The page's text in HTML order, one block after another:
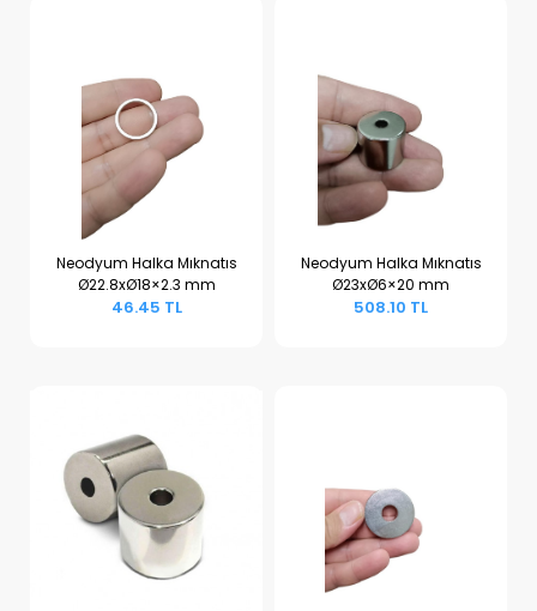
Sepete Ekle
Neodyum Halka Mıknatıs
Ø22.8xØ18×2.3 mm
46.45 TL
Sepete Ekle
Neodyum Halka Mıknatıs
Ø23xØ6×20 mm
508.10 TL